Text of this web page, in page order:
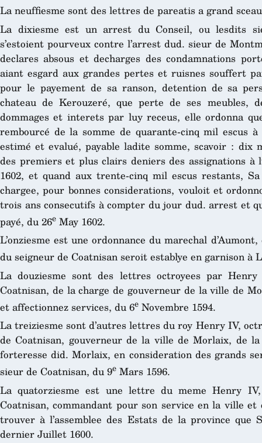
La neuffiesme sont des lettres de pareatis a grand
La dixiesme est un arrest du Conseil, ou lesdits
s’estoient pourveux contre l’arrest dud. sieur de
declares absous et decharges des condamnations
aiant esgard aux grandes pertes et ruisnes souffert
pour le payement de sa ranson, detention de sa
chateau de Kerouzeré, que perte de ses meubles,
dommages et interets par luy receus, elle ordonna
rembourcé de la somme de quarante-cinq mil escus
estimé et evalué, payable ladite somme, scavoir : dix
des premiers et plus clairs deniers des assignations à
1602, et quand aux trente-cinq mil escus restants,
chargee, pour bonnes considerations, vouloit et
trois ans consecutifs à compter du jour dud. arrest et
payé, du 26e May 1602.
L’onziesme est une ordonnance du marechal
du seigneur de Coatnisan seroit establye en garnison à
La douziesme sont des lettres octroyees par
Coatnisan, de la charge de gouverneur de la ville de
et affectionnez services, du 6e Novembre 1594.
La treiziesme sont d’autres lettres du roy Henry IV,
de Coatnisan, gouverneur de la ville de Morlaix, de
forteresse did. Morlaix, en consideration des grands
sieur de Coatnisan, du 9e Mars 1596.
La quatorziesme est une lettre du meme Henry
Coatnisan, commandant pour son service en la ville
trouver à l’assemblee des Estats de la province que
dernier Juillet 1600.